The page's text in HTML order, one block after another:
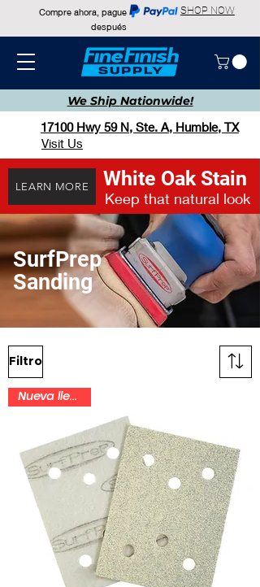
We Ship Nationwide!
Compre ahora, pague
después
SHOP NOW
17100 Hwy 59 N, Ste. A, Humble, TX
Visit Us
LEARN MORE White Oak Stain
Keep that natural look
SurfPrep
Sanding
Filtro
Nueva llegada